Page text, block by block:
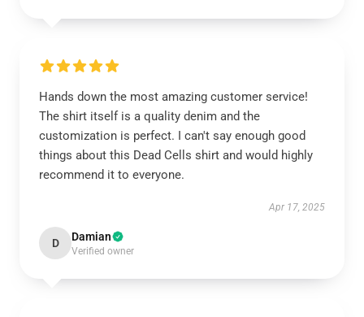
Hands down the most amazing customer service!
The shirt itself is a quality denim and the
customization is perfect. I can't say enough good
things about this Dead Cells shirt and would highly
recommend it to everyone.
Apr 17, 2025
D Damian
Verified owner